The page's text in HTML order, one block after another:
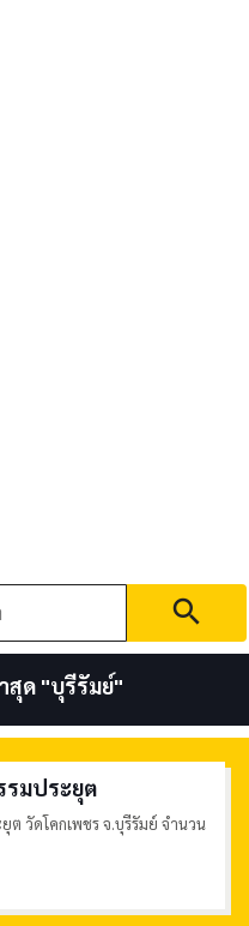
search
สุด "บุรีรัมย์"
รมประยุต
ต วัดโคกเพชร จ.บุรีรัมย์ จำนวน